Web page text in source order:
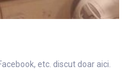
, etc. discut doar aici.